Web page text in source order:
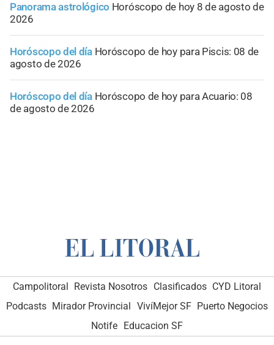
Panorama astrológico Horóscopo de hoy 8 de agosto de
2026
Horóscopo del día Horóscopo de hoy para Piscis: 08 de
agosto de 2026
Horóscopo del día Horóscopo de hoy para Acuario: 08
de agosto de 2026
Campolitoral Revista Nosotros Clasificados CYD Litoral
Podcasts Mirador Provincial VivíMejor SF Puerto Negocios
Notife Educacion SF